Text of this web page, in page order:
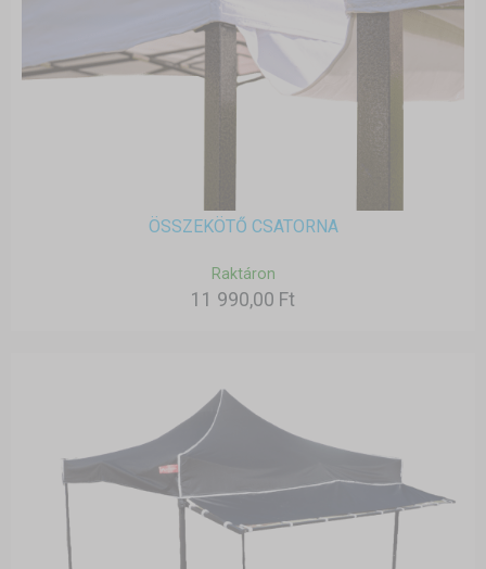
ÖSSZEKÖTŐ CSATORNA
Raktáron
11 990,00 Ft